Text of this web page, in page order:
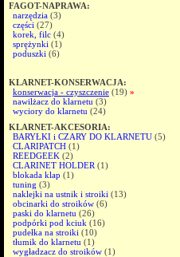
FAGOT-NAPRAWA:
narzędzia (3)
części (27)
korek, filc (4)
sprężynki (1)
poduszki (6)
KLARNET-KONSERWACJA:
konserwacja - czyszczenie (19) »
nawilżacz do klarnetu (3)
wyciory do klarnetu (24)
KLARNET-AKCESORIA:
BARYŁKI i CZARY DO KLARNETU (5)
CLARIPATCH (1)
REEDGEEK (2)
CLARINET HOLDER (1)
blokada klap (1)
tuning (3)
naklejki na ustnik i stroiki (13)
obcinarki do stroików (6)
paski do klarnetu (26)
podpórki pod kciuk (16)
pudełka na stroiki (10)
tłumik do klarnetu (1)
wygładzacz do stroików (1)